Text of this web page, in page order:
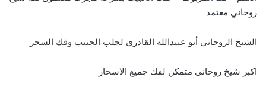
روحاني معتمد
الشيخ الروحاني أبو عبيدالله القادري لجلب الحبيب وفك السحر
اكبر شيخ روحانى متمكن لفك جميع الاسحار